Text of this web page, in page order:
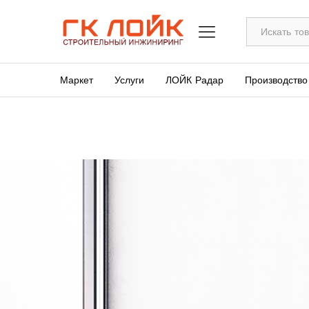
Все
Маркет Услуги ЛОЙК Радар Производство